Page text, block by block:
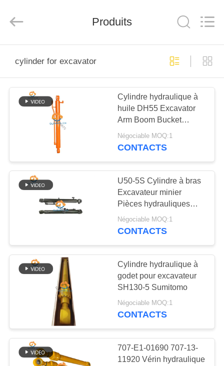
LA
MAISON
PRODUITS
VIDÉOS
PROPOS
VISITE
DE
CONTRÔLE
DE
Machinery
Rights
Produits
cylinder for excavator
Cylindre hydraulique à
huile DH55 Excavator
Arm Boom Bucket
Cylinder pour pièces de
Doosan
Négociable MOQ:1
CONTACTS
U50-5S Cylindre à bras
Excavateur minier
Pièces hydrauliques
Cylindre à bras pour
Kubota
Négociable MOQ:1
CONTACTS
Cylindre hydraulique à
godet pour excavateur
SH130-5 Sumitomo
Négociable MOQ:1
CONTACTS
707-E1-01690 707-13-
11920 Vérin hydraulique